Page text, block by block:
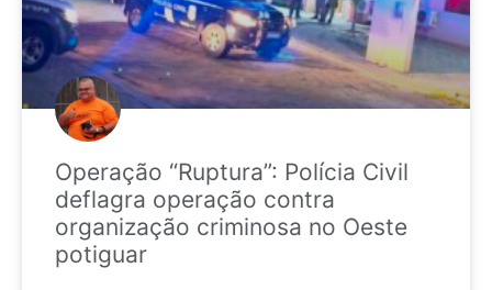
Operação “Ruptura”: Polícia Civil
deflagra operação contra
organização criminosa no Oeste
potiguar